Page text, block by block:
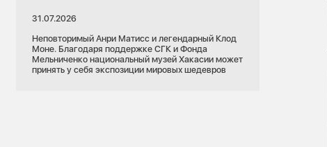
31.07.2026
Неповторимый Анри Матисс и легендарный Клод
Моне. Благодаря поддержке СГК и Фонда
Мельниченко национальный музей Хакасии может
принять у себя экспозиции мировых шедевров